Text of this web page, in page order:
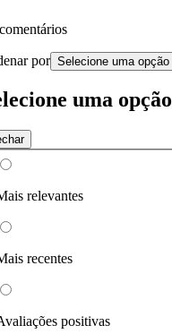
comentários
por Selecione uma opção
uma opção
relevantes
recentes
positivas